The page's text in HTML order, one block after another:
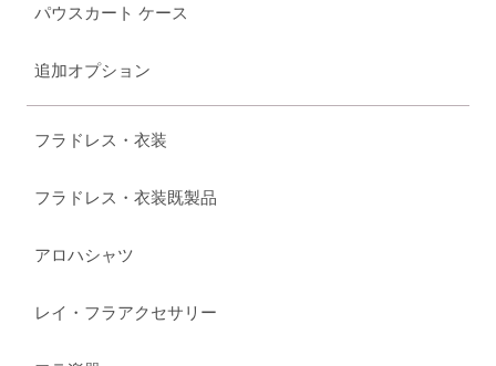
パウスカート ケース
追加オプション
フラドレス・衣装
フラドレス・衣装既製品
アロハシャツ
レイ・フラアクセサリー